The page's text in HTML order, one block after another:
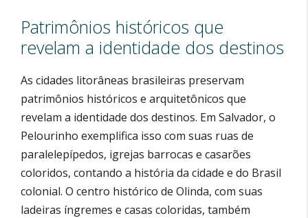
Patrimônios históricos que
revelam a identidade dos destinos
As cidades litorâneas brasileiras preservam
patrimônios históricos e arquitetônicos que
revelam a identidade dos destinos. Em Salvador, o
Pelourinho exemplifica isso com suas ruas de
paralelepípedos, igrejas barrocas e casarões
coloridos, contando a história da cidade e do Brasil
colonial. O centro histórico de Olinda, com suas
ladeiras íngremes e casas coloridas, também